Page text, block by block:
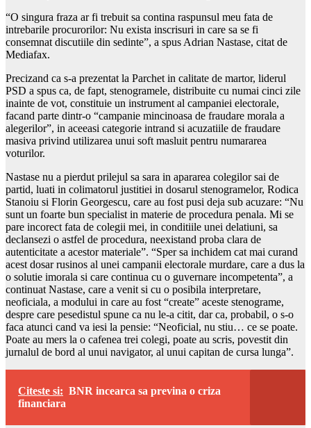
“O singura fraza ar fi trebuit sa contina raspunsul meu fata de
intrebarile procurorilor: Nu exista inscrisuri in care sa se fi
consemnat discutiile din sedinte”, a spus Adrian Nastase, citat de
Mediafax.
Precizand ca s-a prezentat la Parchet in calitate de martor, liderul
PSD a spus ca, de fapt, stenogramele, distribuite cu numai cinci zile
inainte de vot, constituie un instrument al campaniei electorale,
facand parte dintr-o “campanie mincinoasa de fraudare morala a
alegerilor”, in aceeasi categorie intrand si acuzatiile de fraudare
masiva privind utilizarea unui soft masluit pentru numararea
voturilor.
Nastase nu a pierdut prilejul sa sara in apararea colegilor sai de
partid, luati in colimatorul justitiei in dosarul stenogramelor, Rodica
Stanoiu si Florin Georgescu, care au fost pusi deja sub acuzare: “Nu
sunt un foarte bun specialist in materie de procedura penala. Mi se
pare incorect fata de colegii mei, in conditiile unei delatiuni, sa
declansezi o astfel de procedura, neexistand proba clara de
autenticitate a acestor materiale”. “Sper sa inchidem cat mai curand
acest dosar rusinos al unei campanii electorale murdare, care a dus la
o solutie imorala si care continua cu o guvernare incompetenta”, a
continuat Nastase, care a venit si cu o posibila interpretare,
neoficiala, a modului in care au fost “create” aceste stenograme,
despre care pesedistul spune ca nu le-a citit, dar ca, probabil, o s-o
faca atunci cand va iesi la pensie: “Neoficial, nu stiu… ce se poate.
Poate au mers la o cafenea trei colegi, poate au scris, povestit din
jurnalul de bord al unui navigator, al unui capitan de cursa lunga”.
Citeste si: BNR incearca sa previna o criza
financiara